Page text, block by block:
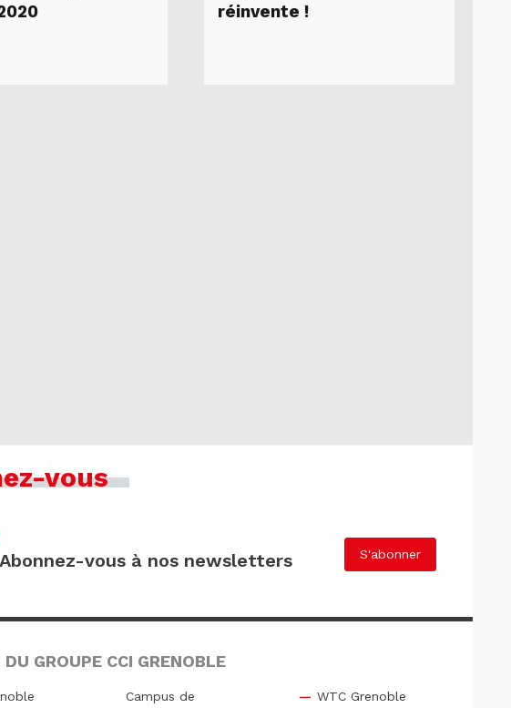
réinvente !
vous
Abonnez-vous à nos newsletters S'abonner
GROUPE CCI GRENOBLE
Campus de
WTC Grenoble